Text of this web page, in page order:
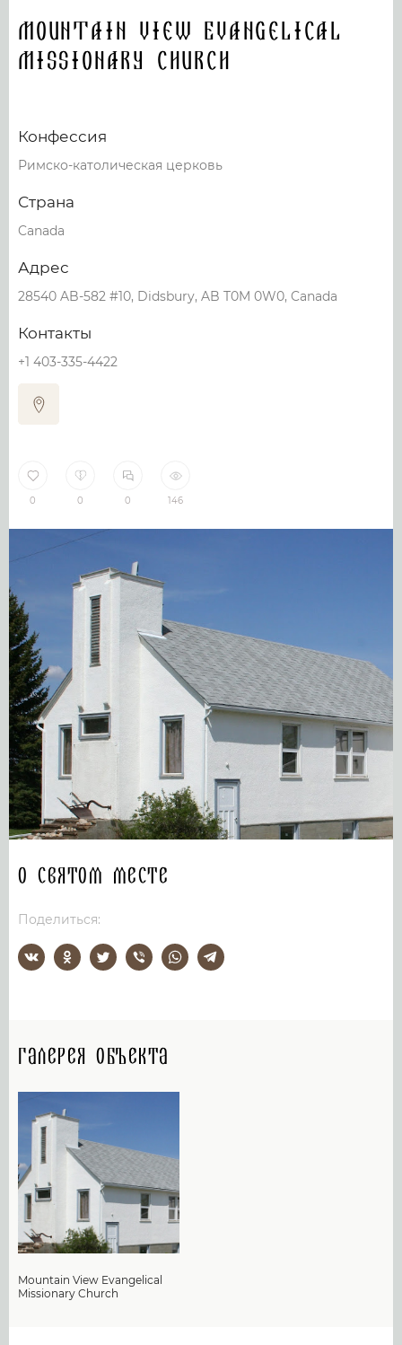
Mountain View Evangelical
Missionary Church
Конфессия
Римско-католическая церковь
Страна
Canada
Адрес
28540 AB-582 #10, Didsbury, AB T0M 0W0, Canada
Контакты
+1 403-335-4422
0 0 0 146
О святом месте
Поделиться:
Галерея объекта
Mountain View Evangelical
Missionary Church